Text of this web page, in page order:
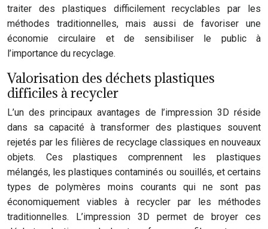
traiter des plastiques difficilement recyclables par les
méthodes traditionnelles, mais aussi de favoriser une
économie circulaire et de sensibiliser le public à
l’importance du recyclage.
Valorisation des déchets plastiques
difficiles à recycler
L’un des principaux avantages de l’impression 3D réside
dans sa capacité à transformer des plastiques souvent
rejetés par les filières de recyclage classiques en nouveaux
objets. Ces plastiques comprennent les plastiques
mélangés, les plastiques contaminés ou souillés, et certains
types de polymères moins courants qui ne sont pas
économiquement viables à recycler par les méthodes
traditionnelles. L’impression 3D permet de broyer ces